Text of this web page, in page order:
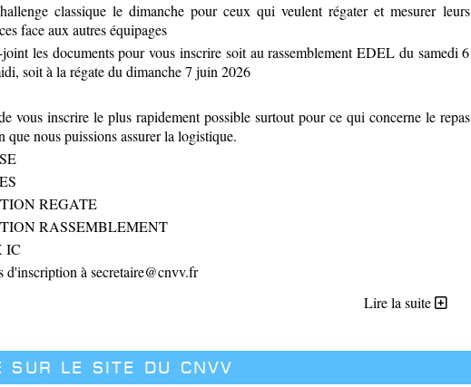
classique le dimanche pour ceux qui veulent régater et mesurer leurs
face aux autres équipages
les documents pour vous inscrire soit au rassemblement EDEL du samedi 6
soit à la régate du dimanche 7 juin 2026
vous inscrire le plus rapidement possible surtout pour ce qui concerne le repas
que nous puissions assurer la logistique.
REGATE
RASSEMBLEMENT
IC
d'inscription à secretaire@cnvv.fr
Lire la suite
sur le site du CNVV